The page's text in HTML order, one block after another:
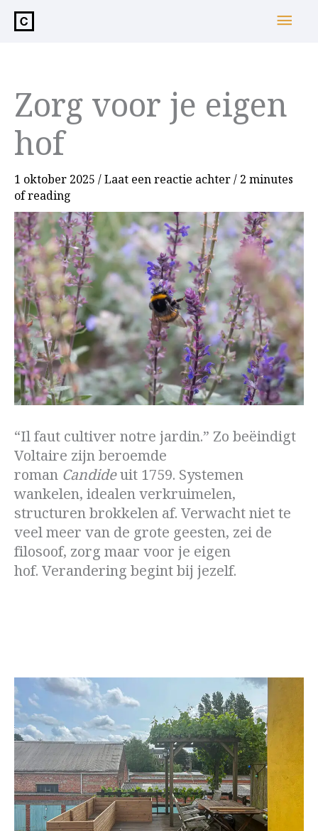
inhoud
Zorg voor je eigen
hof
1 oktober 2025 /Laat een reactie achter/ 2 minutes
of reading
“Il faut cultiver notre jardin.” Zo beëindigt
Voltaire zijn beroemde
roman Candideuit 1759. Systemen
wankelen, idealen verkruimelen,
structuren brokkelen af. Verwacht niet te
veel meer van de grote geesten, zei de
filosoof, zorg maar voor je eigen
hof. Verandering begint bij jezelf.